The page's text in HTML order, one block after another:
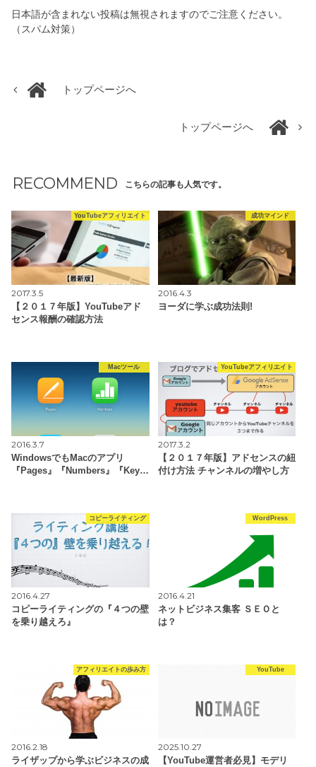
日本語が含まれない投稿は無視されますのでご注意ください。
（スパム対策）
トップページへ
トップページへ
RECOMMEND こちらの記事も人気です。
YouTubeアフィリエイト
2017.3.5
【２０１７年版】YouTubeアド
センス報酬の確認方法
成功マインド
2016.4.3
ヨーダに学ぶ成功法則!
Macツール
2016.3.7
WindowsでもMacのアプリ
『Pages』『Numbers』『Key…
YouTubeアフィリエイト
2017.3.2
【２０１７年版】アドセンスの紐
付け方法 チャンネルの増やし方
コピーライティング
2016.4.27
コピーライティングの『４つの壁
を乗り越えろ』
WordPress
2016.4.21
ネットビジネス集客 ＳＥＯと
は？
アフィリエイトの歩み方
2016.2.18
ライザップから学ぶビジネスの成
YouTube
2025.10.27
【YouTube運営者必見】モデリ